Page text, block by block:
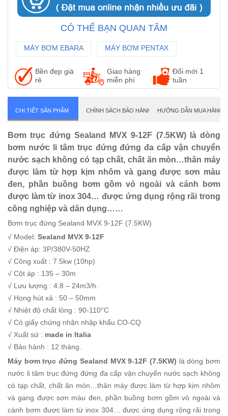
CÓ THỂ BẠN QUAN TÂM
MÁY BƠM EBARA
MÁY BƠM PENTAX
Bền đẹp giá
rẻ
Giao hàng
miễn phí
Đổi mới 1
tuần
CHI TIẾT SẢN PHẨM CHÍNH SÁCH BẢO HÀNH HƯỚNG DẪN MUA HÀNG
Bơm trục đứng Sealand MVX 9-12F (7.5KW) là dòng
bơm nước li tâm trục đứng đứng đa cấp vận chuyển
nước sạch không có tạp chất, chất ăn mòn…thân máy
được làm từ hợp kịm nhôm và gang được sơn màu
đen, phần buồng bơm gồm vỏ ngoài và cánh bơm
được làm từ inox 304… được ứng dụng rộng rãi trong
công nghiệp và dân dụng……
Bơm trục đứng Sealand MVX 9-12F (7.5KW)
√ Model: Sealand MVX 9-12F
√ Điện áp: 3P/380V-50HZ
√ Công xuất : 7.5kw (10hp)
√ Cột áp : 135 – 30m
√ Lưu lượng : 4.8 – 24m3/h.
√ Họng hút xả : 50 – 50mm
√ Nhiệt độ chất lỏng : 90-110°C
√ Có giấy chứng nhận nhập khẩu CO-CQ
√ Xuất sứ : made in Italia
√ Bảo hành : 12 tháng.
Máy bơm trục đứng Sealand MVX 9-12F (7.5KW) là dòng bơm
nước li tâm trục đứng đứng đa cấp vận chuyển nước sạch không
có tạp chất, chất ăn mòn…thân máy được làm từ hợp kịm nhôm
và gang được sơn màu đen, phần buồng bơm gồm vỏ ngoài và
cánh bơm được làm từ inox 304… được ứng dụng rộng rãi trong